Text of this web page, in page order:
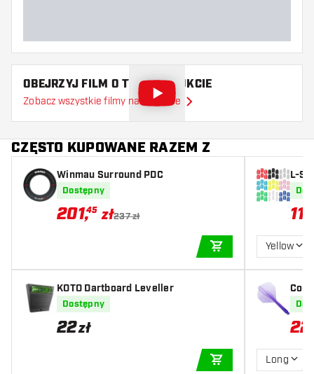
OBEJRZYJ FILM O TYM PRODUKCIE
Zobacz wszystkie filmy na YouTube
CZĘSTO KUPOWANE RAZEM Z
Winmau Surround PDC
Dostępny
201,45 zł237 zł
DODAJ DO
KOTO Dartboard Leveller
Dostępny
22zł
DODAJ DO
L-
11
Yellow
22
Long